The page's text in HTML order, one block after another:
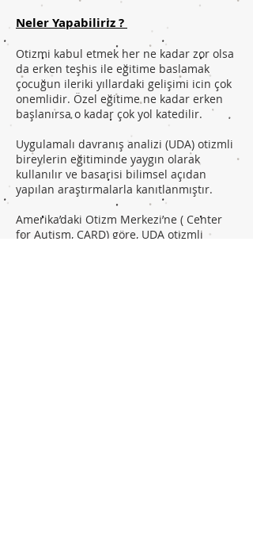
Neler Yapabiliriz ?
Otizmi kabul etmek her ne kadar zor olsa
da erken teşhis ile eğitime baslamak
çocuğun ileriki yıllardaki gelişimi icin çok
onemlidir. Özel eğitime ne kadar erken
başlanırsa o kadar çok yol katedilir.
Uygulamalı davranış analizi (UDA) otizmli
bireylerin eğitiminde yaygın olarak
kullanılır ve basarisi bilimsel açıdan
yapılan araştırmalarla kanıtlanmıştır.
Amerika’daki Otizm Merkezi’ne ( Center
for Autism, CARD) göre, UDA otizmli